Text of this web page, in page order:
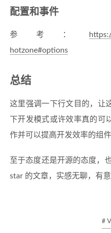
配置和事件
参考：
hotzone#options
总结
这里强调一下行文目的，让
下开发模式或许效率真的可
作并可以提高开发效率的组
至于态度还是开源的态度，
star 的文章，实感无聊，有
#